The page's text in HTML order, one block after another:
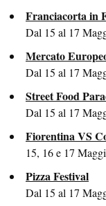
Franciacorta in
Dal 15 al 17
Mercato
Dal 15 al 17
Street Food
Dal 15 al 17
Fiorentina VS
15, 16 e 17
Pizza Festival
Dal 15 al 17